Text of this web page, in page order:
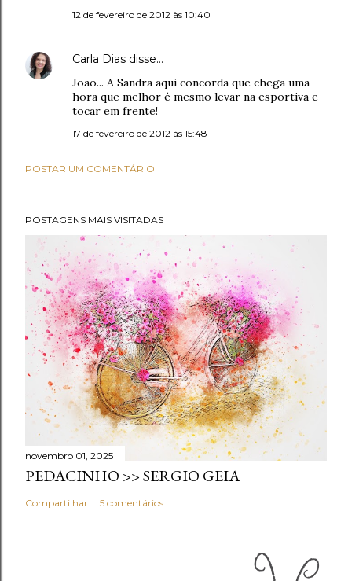
12 de fevereiro de 2012 às 10:40
Carla Dias disse…
João... A Sandra aqui concorda que chega uma
hora que melhor é mesmo levar na esportiva e
tocar em frente!
17 de fevereiro de 2012 às 15:48
POSTAR UM COMENTÁRIO
POSTAGENS MAIS VISITADAS
novembro 01, 2025
PEDACINHO >> SERGIO GEIA
Compartilhar 5 comentários